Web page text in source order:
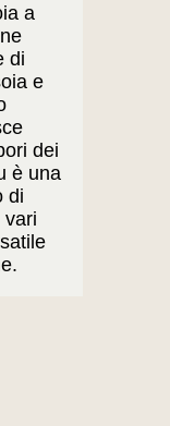
a
di
e
dei
è una
di
vari